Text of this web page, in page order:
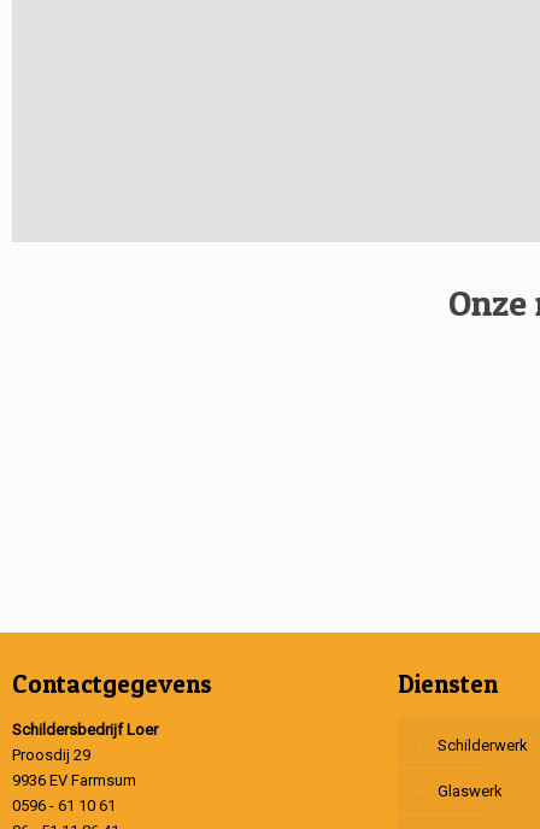
Contactgegevens
Schildersbedrijf Loer
Proosdij 29
9936 EV Farmsum
0596 - 61 10 61
Diensten
Schilderwerk
Glaswerk